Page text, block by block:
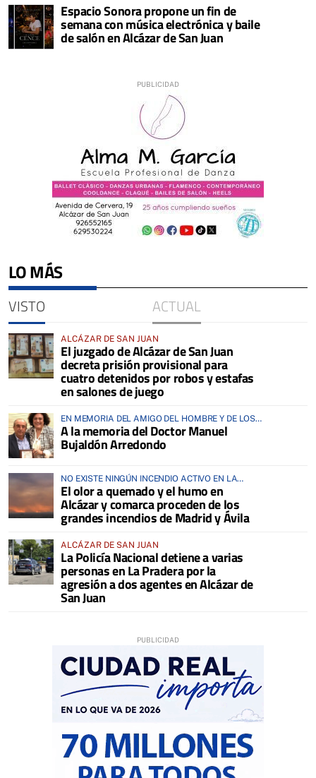
Espacio Sonora propone un fin de
semana con música electrónica y baile
de salón en Alcázar de San Juan
LO MÁS
VISTO ACTUAL
ALCÁZAR DE SAN JUAN
El juzgado de Alcázar de San Juan
decreta prisión provisional para
cuatro detenidos por robos y estafas
en salones de juego
EN MEMORIA DEL AMIGO DEL HOMBRE Y DE LOS
ANIMALES
A la memoria del Doctor Manuel
Bujaldón Arredondo
NO EXISTE NINGÚN INCENDIO ACTIVO EN LA
COMARCA
El olor a quemado y el humo en
Alcázar y comarca proceden de los
grandes incendios de Madrid y Ávila
ALCÁZAR DE SAN JUAN
La Policía Nacional detiene a varias
personas en La Pradera por la
agresión a dos agentes en Alcázar de
San Juan